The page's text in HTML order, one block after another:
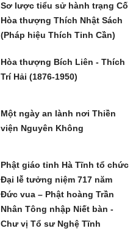
Sơ lược tiểu sử hành trạng Cố
Hòa thượng Thích Nhật Sách
(Pháp hiệu Thích Tinh Cần)
Hòa thượng Bích Liên - Thích
Trí Hải (1876-1950)
Một ngày an lành nơi Thiền
viện Nguyên Không
Phật giáo tỉnh Hà Tĩnh tổ chức
Đại lễ tưởng niệm 717 năm
Đức vua – Phật hoàng Trần
Nhân Tông nhập Niết bàn -
Chư vị Tổ sư Nghệ Tĩnh